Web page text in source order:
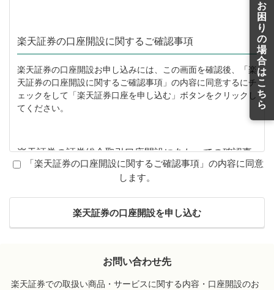
楽天証券の口座開設に関するご確認事項
楽天証券の口座開設お申し込みには、この画面を確認後、「楽
天証券の口座開設に関するご確認事項」の内容に同意するにチ
ェックをして「楽天証券口座を申し込む」ボタンをクリックし
てください。
楽天証券の証券総合取引口座開設にあたっての確認事
項
以下に該当する場合は楽天証券の口座開設を申し込みできませ
ん。該当しないことをご確認ください。
投資する資金が借入金の場合
「楽天証券の口座開設に関するご確認事項」の内容に同意
します。
楽天証券の口座開設を申し込む
お問い合わせ先
楽天証券での取扱い商品・サービスに関する内容・口座開設のお
お
困
り
の
場
合
は
こ
ち
ら